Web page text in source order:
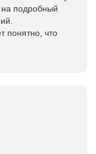
подробный
понятно, что